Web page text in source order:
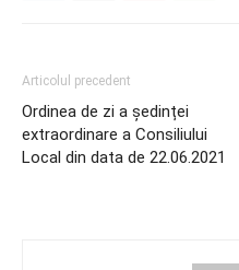
Articolul precedent
Ordinea de zi a ședinței
extraordinare a Consiliului
Local din data de 22.06.2021